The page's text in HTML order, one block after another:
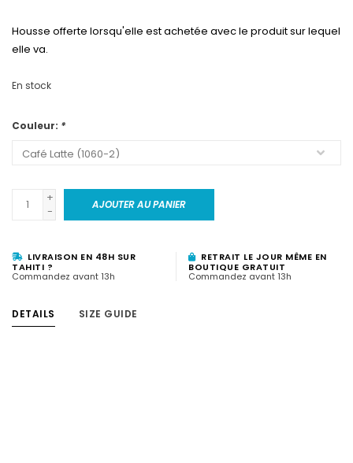
Housse offerte lorsqu'elle est achetée avec le produit sur lequel
elle va.
En stock
Couleur: *
+
-
AJOUTER AU PANIER
LIVRAISON EN 48H SUR
TAHITI ?
Commandez avant 13h
RETRAIT LE JOUR MÊME EN
BOUTIQUE GRATUIT
Commandez avant 13h
DETAILS SIZE GUIDE